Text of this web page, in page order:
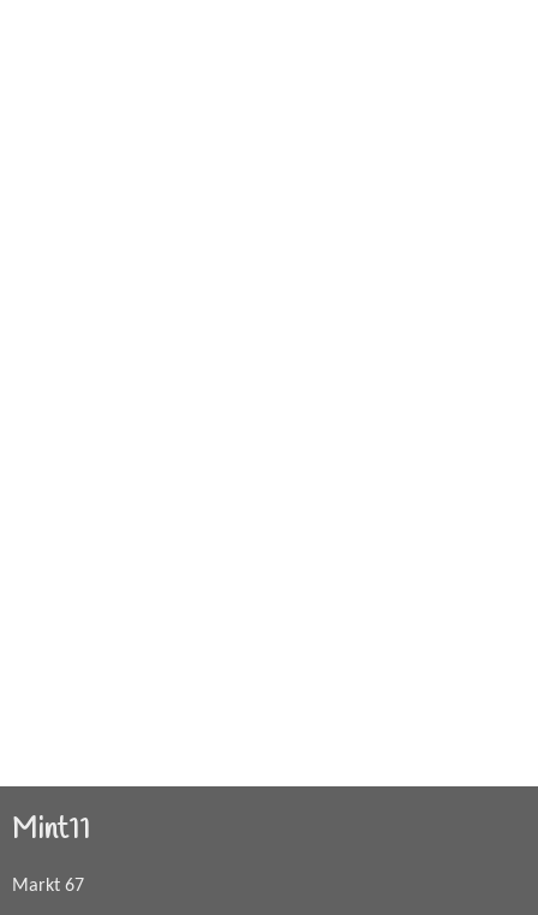
Mint11
Markt 67